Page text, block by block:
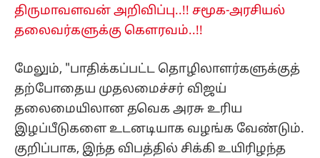
திருமாவளவன் அறிவிப்பு..!! சமூக-அரசியல்
தலைவர்களுக்கு கௌரவம்..!!
மேலும், "பாதிக்கப்பட்ட தொழிலாளர்களுக்குத்
தற்போதைய முதலமைச்சர் விஜய்
தலைமையிலான தவெக அரசு உரிய
இழப்பீடுகளை உடனடியாக வழங்க வேண்டும்.
குறிப்பாக, இந்த விபத்தில் சிக்கி உயிரிழந்த